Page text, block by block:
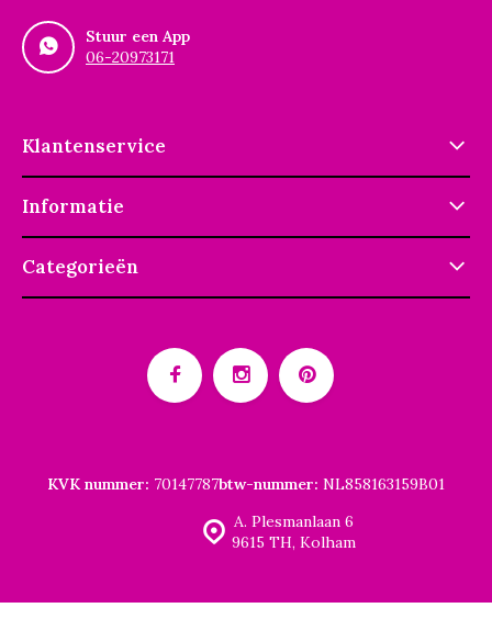
Stuur een App
06-20973171
Klantenservice
Informatie
Categorieën
A. Plesmanlaan 6
9615 TH, Kolham
KVK nummer: 70147787btw-nummer: NL858163159B01